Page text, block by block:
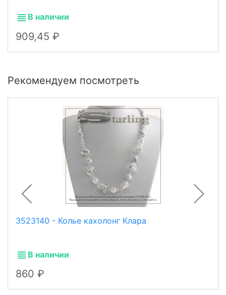
В наличии
909,45
Рекомендуем посмотреть
3523140 - Колье кахолонг Клара
В наличии
860